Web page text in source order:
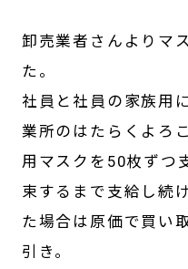
卸売業者さんよりマ
た。
社員と社員の家族用
業所のはたらくよろ
用マスクを50枚ずつ
束するまで支給し続
た場合は原価で買い
引き。